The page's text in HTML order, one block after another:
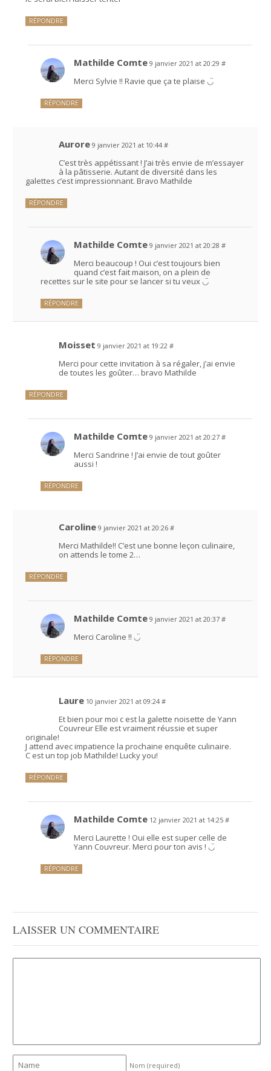
RÉPONDRE
Mathilde Comte 9 janvier 2021 at 20:29 #
Merci Sylvie !! Ravie que ça te plaise ◡̈
RÉPONDRE
Aurore 9 janvier 2021 at 10:44 #
C’est très appétissant ! J’ai très envie de m’essayer
à la pâtisserie. Autant de diversité dans les
galettes c’est impressionnant. Bravo Mathilde
RÉPONDRE
Mathilde Comte 9 janvier 2021 at 20:28 #
Merci beaucoup ! Oui c’est toujours bien
quand c’est fait maison, on a plein de
recettes sur le site pour se lancer si tu veux ◡̈
RÉPONDRE
Moisset 9 janvier 2021 at 19:22 #
Merci pour cette invitation à sa régaler, j’ai envie
de toutes les goûter… bravo Mathilde
RÉPONDRE
Mathilde Comte 9 janvier 2021 at 20:27 #
Merci Sandrine ! J’ai envie de tout goûter
aussi !
RÉPONDRE
Caroline 9 janvier 2021 at 20:26 #
Merci Mathilde!! C’est une bonne leçon culinaire,
on attends le tome 2…
RÉPONDRE
Mathilde Comte 9 janvier 2021 at 20:37 #
Merci Caroline !! ◡̈
RÉPONDRE
Laure 10 janvier 2021 at 09:24 #
Et bien pour moi c est la galette noisette de Yann
Couvreur Elle est vraiment réussie et super
originale!
J attend avec impatience la prochaine enquête culinaire.
C est un top job Mathilde! Lucky you!
RÉPONDRE
Mathilde Comte 12 janvier 2021 at 14:25 #
Merci Laurette ! Oui elle est super celle de
Yann Couvreur. Merci pour ton avis ! ◡̈
RÉPONDRE
LAISSER UN COMMENTAIRE
Nom(required)